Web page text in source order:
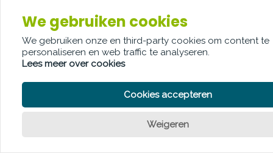
We gebruiken cookies
We gebruiken onze en third-party cookies om content te
personaliseren en web traffic te analyseren.
Lees meer over cookies
Cookies accepteren
Weigeren